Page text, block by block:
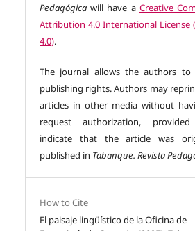
Pedagógica will have a Creative
Attribution 4.0 International License
4.0).
The journal allows the authors to
publishing rights. Authors may
articles in other media without
request authorization,
indicate that the article was
published in Tabanque. Revista
How to Cite
El paisaje lingüístico de la Oficina de